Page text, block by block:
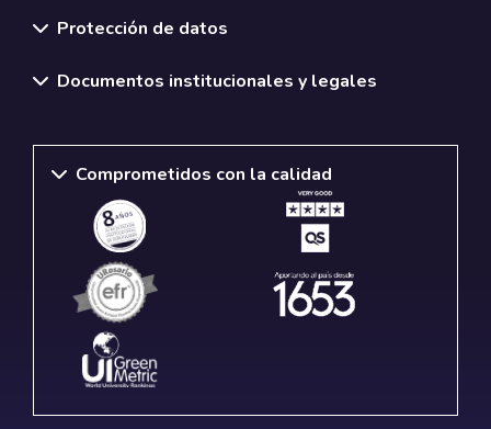
Protección de datos
Documentos institucionales y legales
Comprometidos con la calidad